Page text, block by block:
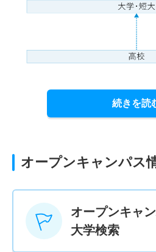
続きを読
オープンキャンパス
オープンキャ
大学検索